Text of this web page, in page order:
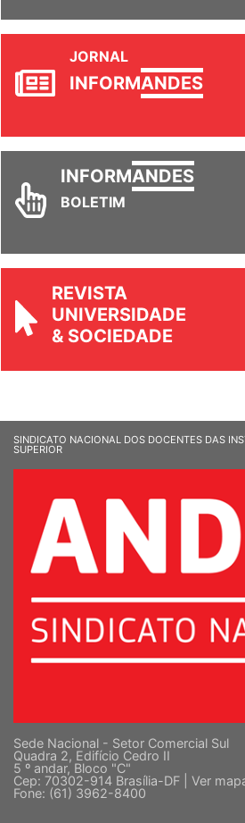
JORNAL
INFORMANDES
INFORMANDES
BOLETIM
REVISTA
UNIVERSIDADE
& SOCIEDADE
SINDICATO NACIONAL DOS DOCENTES DAS
SUPERIOR
Sede Nacional - Setor Comercial Sul
Quadra 2, Edifício Cedro II
5 º andar, Bloco "C"
Cep: 70302-914 Brasília-DF | Ver
Fone: (61) 3962-8400